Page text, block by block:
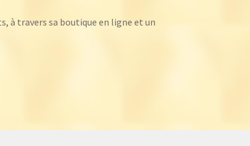
à travers sa boutique en ligne et un